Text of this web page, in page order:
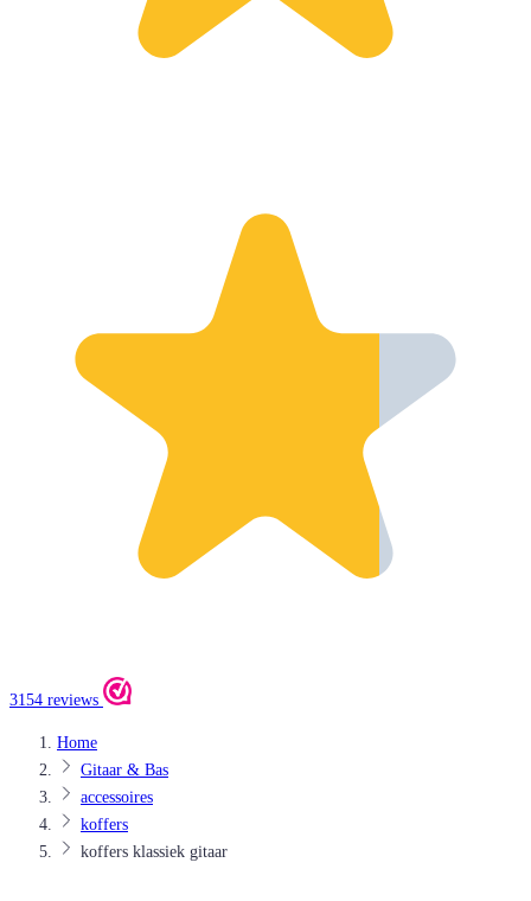
3154 reviews
Home
Gitaar & Bas
accessoires
koffers
koffers klassiek gitaar